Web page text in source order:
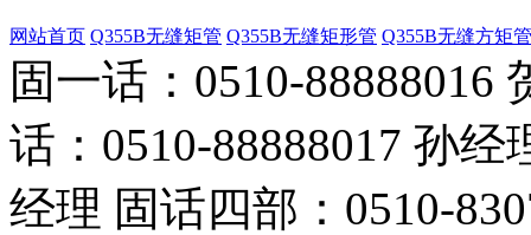
网站首页 Q355B无缝矩管 Q355B无缝矩形管 Q355B无缝方矩管
固一话：0510-88888016
话：0510-88888017 孙经
经理 固话四部：0510-